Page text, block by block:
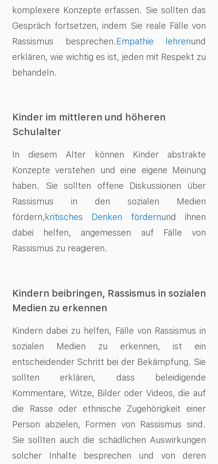
komplexere Konzepte erfassen. Sie sollten das
Gespräch fortsetzen, indem Sie reale Fälle von
Rassismus besprechen.Empathie lehrenund
erklären, wie wichtig es ist, jeden mit Respekt zu
behandeln.
Kinder im mittleren und höheren
Schulalter
In diesem Alter können Kinder abstrakte
Konzepte verstehen und eine eigene Meinung
haben. Sie sollten offene Diskussionen über
Rassismus in den sozialen Medien
fördern,kritisches Denken fördernund ihnen
dabei helfen, angemessen auf Fälle von
Rassismus zu reagieren.
Kindern beibringen, Rassismus in sozialen
Medien zu erkennen
Kindern dabei zu helfen, Fälle von Rassismus in
sozialen Medien zu erkennen, ist ein
entscheidender Schritt bei der Bekämpfung. Sie
sollten erklären, dass beleidigende
Kommentare, Witze, Bilder oder Videos, die auf
die Rasse oder ethnische Zugehörigkeit einer
Person abzielen, Formen von Rassismus sind.
Sie sollten auch die schädlichen Auswirkungen
solcher Inhalte besprechen und von deren